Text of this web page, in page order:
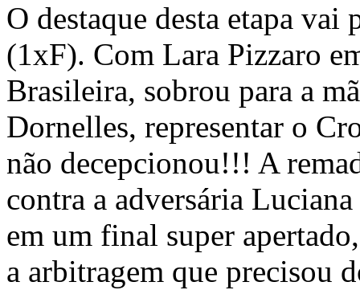
O destaque desta etapa
(1xF). Com Lara Pizzaro
Brasileira, sobrou para a
Dornelles, representar o
não decepcionou!!! A
contra a adversária
em um final super
a arbitragem que precisou